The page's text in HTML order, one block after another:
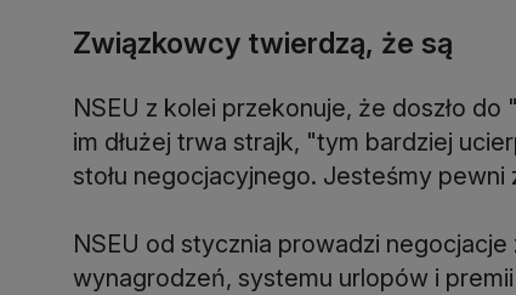
Związkowcy twierdzą, że są
NSEU z kolei przekonuje, że doszło
im dłużej trwa strajk, "tym bardziej
stołu negocjacyjnego. Jesteśmy
NSEU od stycznia prowadzi
wynagrodzeń, systemu urlopów i